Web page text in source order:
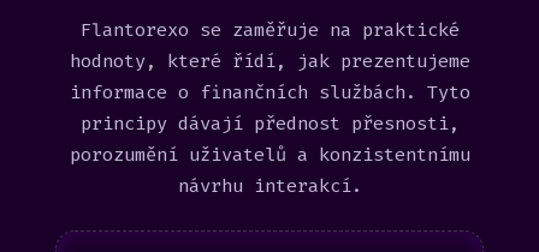
Flantorexo se zaměřuje na praktické
hodnoty, které řídí, jak prezentujeme
informace o finančních službách. Tyto
principy dávají přednost přesnosti,
porozumění uživatelů a konzistentnímu
návrhu interakcí.